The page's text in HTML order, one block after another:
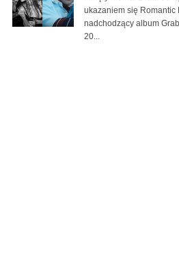
ukazaniem się Romantic
nadchodzący album
20...